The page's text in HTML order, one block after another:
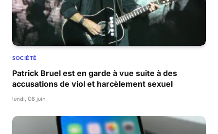
SOCIÉTÉ
Patrick Bruel est en garde à vue suite à des
accusations de viol et harcèlement sexuel
lundi, 08 juin